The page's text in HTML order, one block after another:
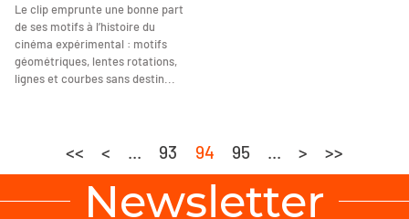
Le clip emprunte une bonne part
de ses motifs à l’histoire du
cinéma expérimental : motifs
géométriques, lentes rotations,
lignes et courbes sans destin...
<< < ... 93 94 95 ... > >>
Newsletter